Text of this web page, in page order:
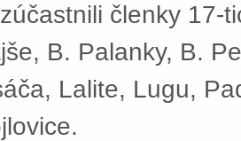
členky 17-
B. Palanky, B.
Lalite, Lugu,